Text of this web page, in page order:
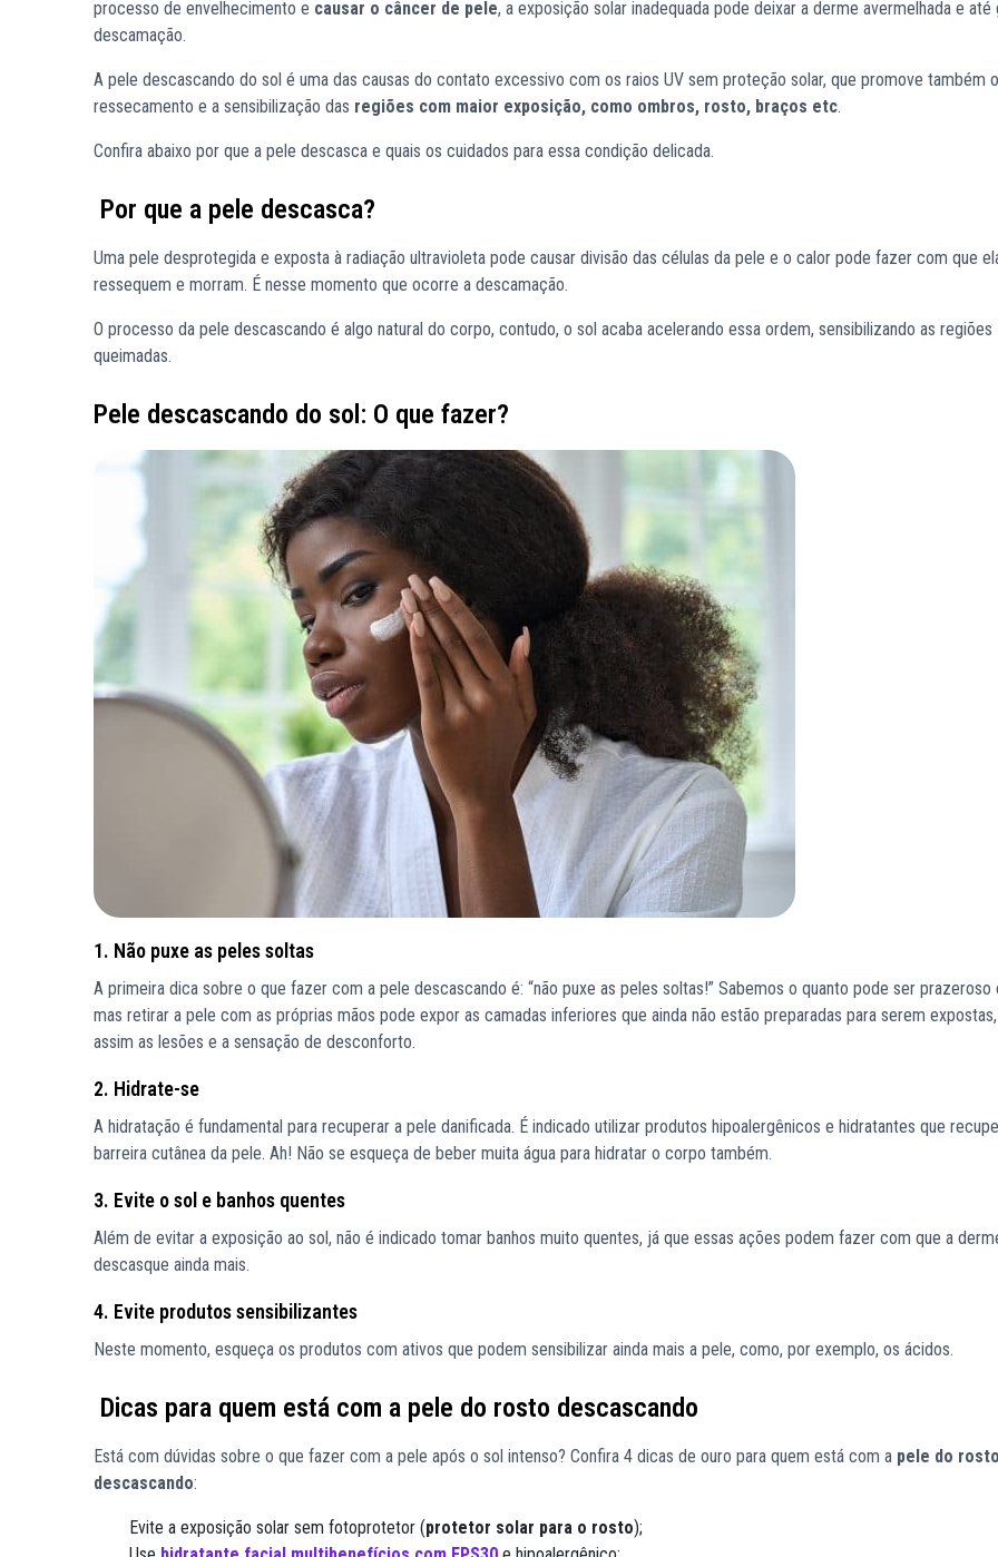
processo de envelhecimento e causar o câncer de pele, a exposição solar inadequada pode deixar a derme avermelhada e até
descamação.
A pele descascando do sol é uma das causas do contato excessivo com os raios UV sem proteção solar, que promove também o
ressecamento e a sensibilização das regiões com maior exposição, como ombros, rosto, braços etc.
Confira abaixo por que a pele descasca e quais os cuidados para essa condição delicada.
Por que a pele descasca?
Uma pele desprotegida e exposta à radiação ultravioleta pode causar divisão das células da pele e o calor pode fazer com que
ressequem e morram. É nesse momento que ocorre a descamação.
O processo da pele descascando é algo natural do corpo, contudo, o sol acaba acelerando essa ordem, sensibilizando as regiões
queimadas.
Pele descascando do sol: O que fazer?
1. Não puxe as peles soltas
A primeira dica sobre o que fazer com a pele descascando é: “não puxe as peles soltas!” Sabemos o quanto pode ser prazeroso
mas retirar a pele com as próprias mãos pode expor as camadas inferiores que ainda não estão preparadas para serem
assim as lesões e a sensação de desconforto.
2. Hidrate-se
A hidratação é fundamental para recuperar a pele danificada. É indicado utilizar produtos hipoalergênicos e hidratantes que
barreira cutânea da pele. Ah! Não se esqueça de beber muita água para hidratar o corpo também.
3. Evite o sol e banhos quentes
Além de evitar a exposição ao sol, não é indicado tomar banhos muito quentes, já que essas ações podem fazer com que a
descasque ainda mais.
4. Evite produtos sensibilizantes
Neste momento, esqueça os produtos com ativos que podem sensibilizar ainda mais a pele, como, por exemplo, os ácidos.
Dicas para quem está com a pele do rosto descascando
Está com dúvidas sobre o que fazer com a pele após o sol intenso? Confira 4 dicas de ouro para quem está com a pele do
descascando:
Evite a exposição solar sem fotoprotetor (protetor solar para o rosto);